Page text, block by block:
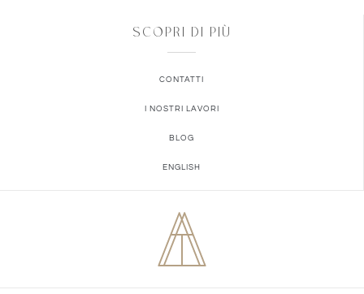
SCOPRI DI PIÙ
CONTATTI
I NOSTRI LAVORI
BLOG
ENGLISH